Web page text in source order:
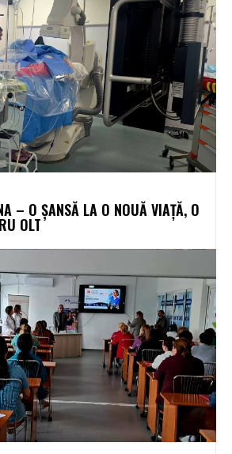
– O ȘANSĂ LA O NOUĂ VIAȚĂ, O
OLT